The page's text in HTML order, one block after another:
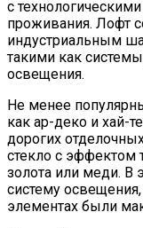
с
проживания. Лофт
индустриальным
такими как
освещения.
Не менее
как ар-деко и хай-
дорогих
стекло с эффектом
золота или меди. В
систему
элементах были